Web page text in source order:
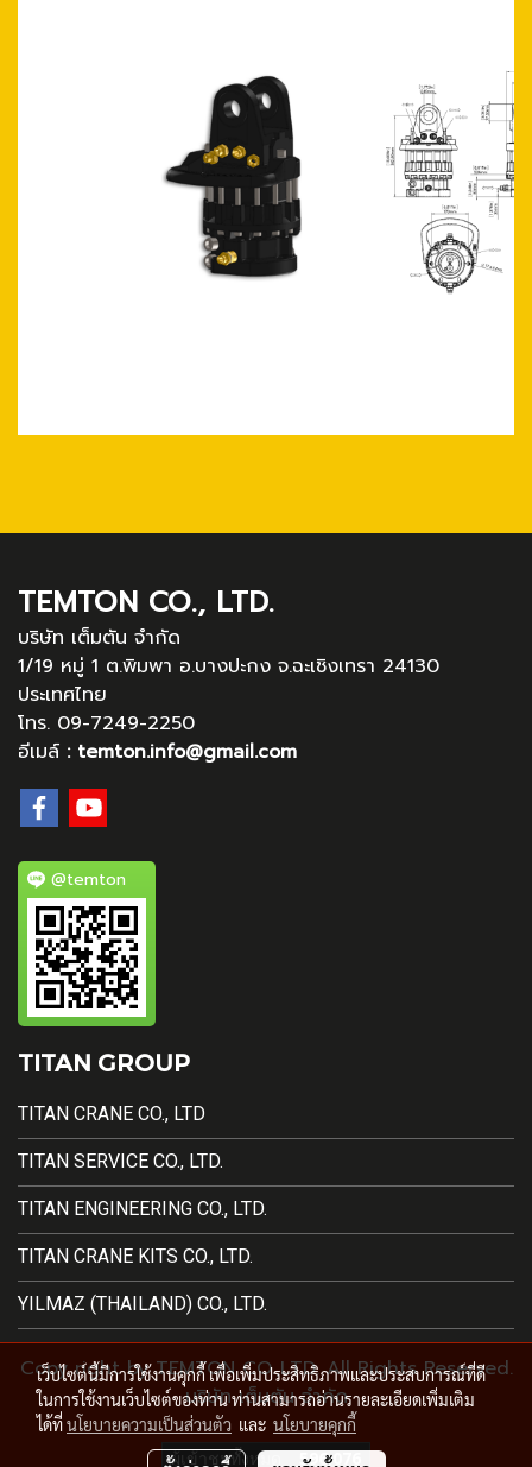
TEMTON CO., LTD.
บริษัท เต็มตัน จำกัด
1/19 หมู่ 1 ต.พิมพา อ.บางปะกง จ.ฉะเชิงเทรา 24130
ประเทศไทย
โทร. 09-7249-2250
อีเมล์ : temton.info@gmail.com
@temton
TITAN GROUP
TITAN CRANE CO., LTD
TITAN SERVICE CO., LTD.
TITAN ENGINEERING CO., LTD.
TITAN CRANE KITS CO., LTD.
YILMAZ (THAILAND) CO., LTD.
Copy right by TEMTON CO.,LTD. All Rights Reserved.
บริษัท เต็มตัน จำกัด
ผู้เข้าชมทั้งหมด 596,076
เว็บไซต์นี้มีการใช้งานคุกกี้ เพื่อเพิ่มประสิทธิภาพและประสบการณ์ที่ดี
ในการใช้งานเว็บไซต์ของท่าน ท่านสามารถอ่านรายละเอียดเพิ่มเติม
ได้ที่นโยบายความเป็นส่วนตัว และ นโยบายคุกกี้